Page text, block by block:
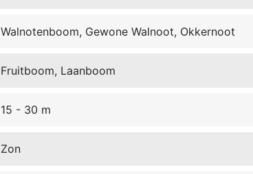
Walnotenboom, Gewone Walnoot, Okkernoot
Fruitboom, Laanboom
15 - 30 m
Zon